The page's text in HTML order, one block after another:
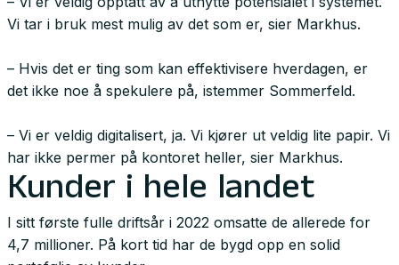
Vi tar i bruk mest mulig av det som er, sier Markhus.
– Hvis det er ting som kan effektivisere hverdagen, er
det ikke noe å spekulere på, istemmer Sommerfeld.
– Vi er veldig digitalisert, ja. Vi kjører ut veldig lite papir. Vi
har ikke permer på kontoret heller, sier Markhus.
Kunder i hele landet
I sitt første fulle driftsår i 2022 omsatte de allerede for
4,7 millioner. På kort tid har de bygd opp en solid